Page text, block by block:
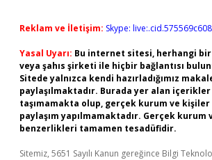
Reklam ve İletişim: Skype:
Yasal Uyarı: Bu internet sitesi, herhangi
veya şahıs şirketi ile hiçbir bağlantısı
Sitede yalnızca kendi hazırladığımız
paylaşılmaktadır. Burada yer alan
taşımamakta olup, gerçek kurum ve kişiler
paylaşım yapılmamaktadır. Gerçek
benzerlikleri tamamen tesadüfidir.
Sitemiz, 5651 Sayılı Kanun gereğince Bilgi